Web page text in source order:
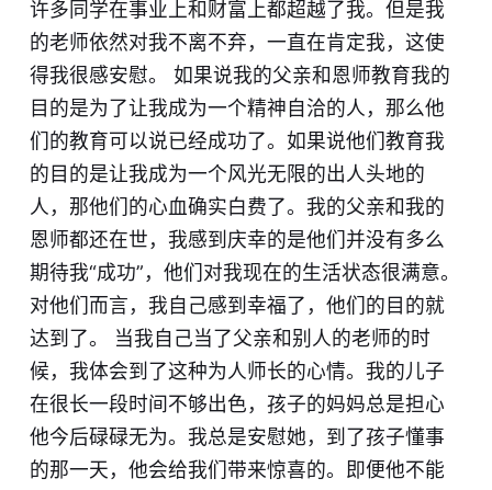
许多同学在事业上和财富上都超越了我。但是我
的老师依然对我不离不弃，一直在肯定我，这使
得我很感安慰。 如果说我的父亲和恩师教育我的
目的是为了让我成为一个精神自洽的人，那么他
们的教育可以说已经成功了。如果说他们教育我
的目的是让我成为一个风光无限的出人头地的
人，那他们的心血确实白费了。我的父亲和我的
恩师都还在世，我感到庆幸的是他们并没有多么
期待我“成功”，他们对我现在的生活状态很满意。
对他们而言，我自己感到幸福了，他们的目的就
达到了。 当我自己当了父亲和别人的老师的时
候，我体会到了这种为人师长的心情。我的儿子
在很长一段时间不够出色，孩子的妈妈总是担心
他今后碌碌无为。我总是安慰她，到了孩子懂事
的那一天，他会给我们带来惊喜的。即便他不能